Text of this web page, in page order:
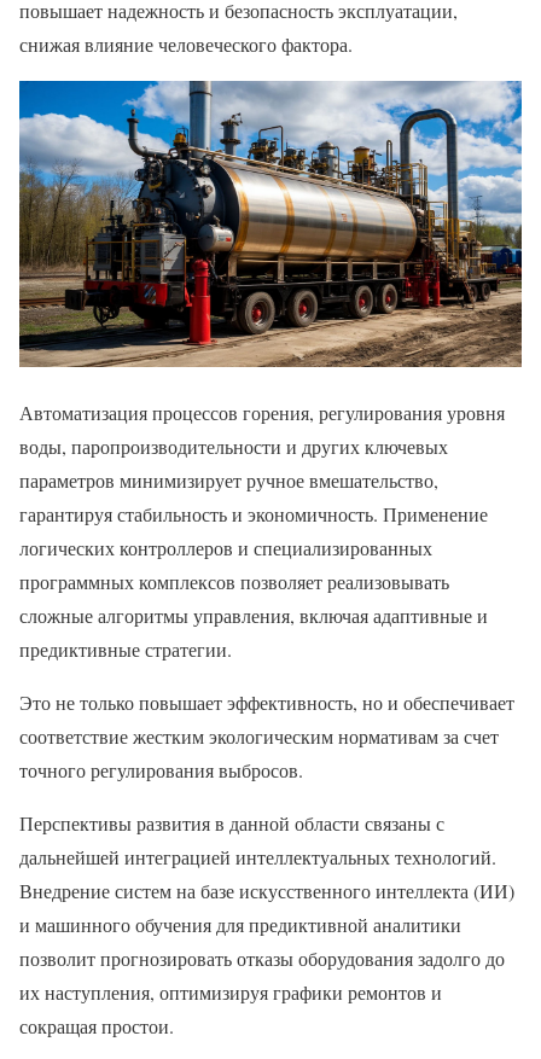
повышает надежность и безопасность эксплуатации,
снижая влияние человеческого фактора.
Автоматизация процессов горения, регулирования уровня
воды, паропроизводительности и других ключевых
параметров минимизирует ручное вмешательство,
гарантируя стабильность и экономичность. Применение
логических контроллеров и специализированных
программных комплексов позволяет реализовывать
сложные алгоритмы управления, включая адаптивные и
предиктивные стратегии.
Это не только повышает эффективность, но и обеспечивает
соответствие жестким экологическим нормативам за счет
точного регулирования выбросов.
Перспективы развития в данной области связаны с
дальнейшей интеграцией интеллектуальных технологий.
Внедрение систем на базе искусственного интеллекта (ИИ)
и машинного обучения для предиктивной аналитики
позволит прогнозировать отказы оборудования задолго до
их наступления, оптимизируя графики ремонтов и
сокращая простои.